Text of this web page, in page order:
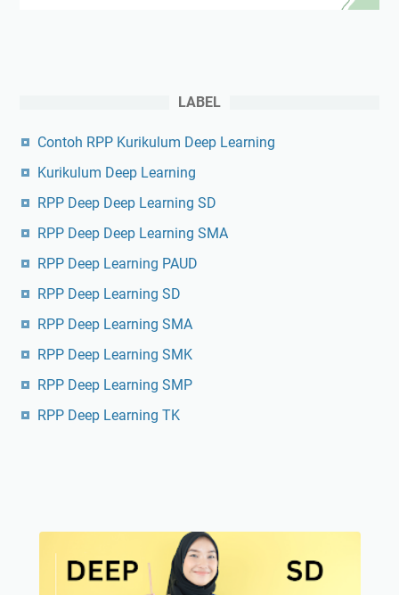
LABEL
Contoh RPP Kurikulum Deep Learning
Kurikulum Deep Learning
RPP Deep Deep Learning SD
RPP Deep Deep Learning SMA
RPP Deep Learning PAUD
RPP Deep Learning SD
RPP Deep Learning SMA
RPP Deep Learning SMK
RPP Deep Learning SMP
RPP Deep Learning TK